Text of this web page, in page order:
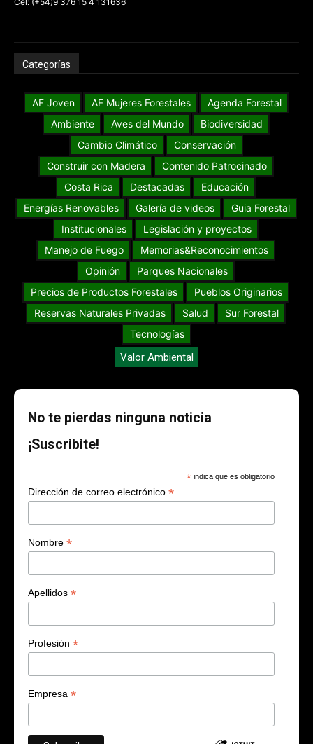
Categorías
AF Joven AF Mujeres Forestales
Agenda Forestal
Ambiente
Aves del Mundo
Biodiversidad
Cambio Climático
Conservación
Construir con Madera
Contenido Patrocinado
Costa Rica
Destacadas
Educación
Energías Renovables
Galería de videos
Guia Forestal
Institucionales
Legislación y proyectos
Manejo de Fuego
Memorias&Reconocimientos
Opinión
Parques Nacionales
Precios de Productos Forestales
Pueblos Originarios
Reservas Naturales Privadas
Salud
Sur Forestal
Tecnologías
Valor Ambiental
No te pierdas ninguna noticia
¡Suscribite!
* indica que es obligatorio
Dirección de correo electrónico *
Nombre *
Apellidos *
Profesión *
Empresa *